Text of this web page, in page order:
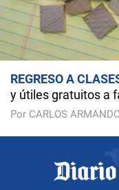
REGRESO A
y útiles gratuitos a
Por CARLOS